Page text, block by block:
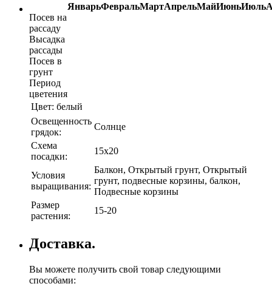
ЯнварьФевральМартАпрельМайИюньИюль
Посев на
рассаду
Высадка
рассады
Посев в
грунт
Период
цветения
Цвет: белый
Освещенность
грядок:
Солнце
Схема
посадки:
15х20
Условия
выращивания:
Балкон, Открытый грунт, Открытый
грунт, подвесные корзины, балкон,
Подвесные корзины
Размер
растения:
15-20
Доставка.
Вы можете получить свой товар следующими
способами: